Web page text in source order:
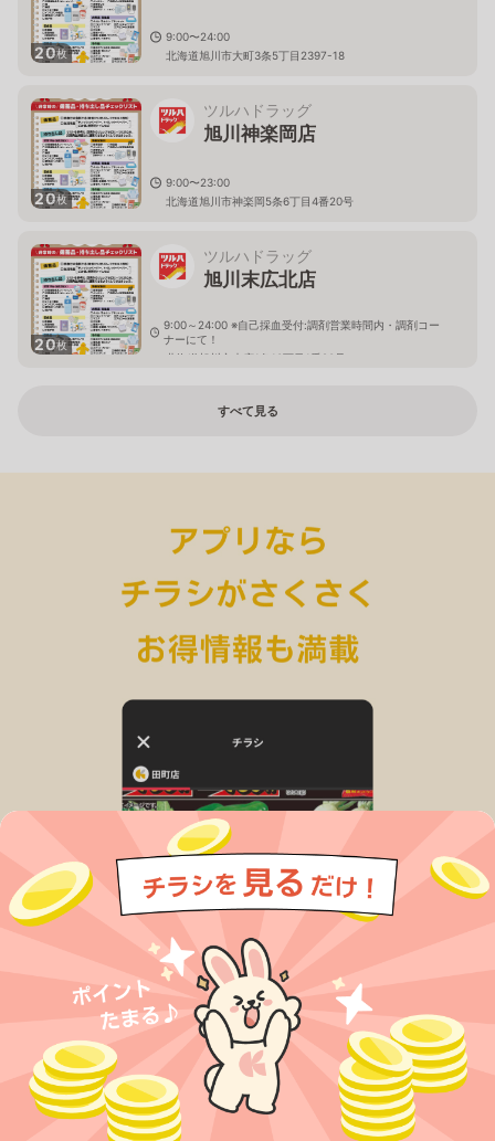
20枚
9:00〜24:00
北海道旭川市大町3条5丁目2397-18
20枚
ツルハドラッグ
旭川神楽岡店
9:00〜23:00
北海道旭川市神楽岡5条6丁目4番20号
20枚
ツルハドラッグ
旭川末広北店
9:00～24:00 ※自己採血受付:調剤営業時間内・調剤コー
ナーにて！
北海道旭川市末広1条10丁目1番20号
すべて見る